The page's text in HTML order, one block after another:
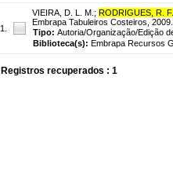
1.
VIEIRA, D. L. M. ; RODRIGUES, R.
Embrapa Tabuleiros Costeiros,
Tipo: Autoria/Organização/Edição
Biblioteca(s): Embrapa Recursos
Registros recuperados : 1